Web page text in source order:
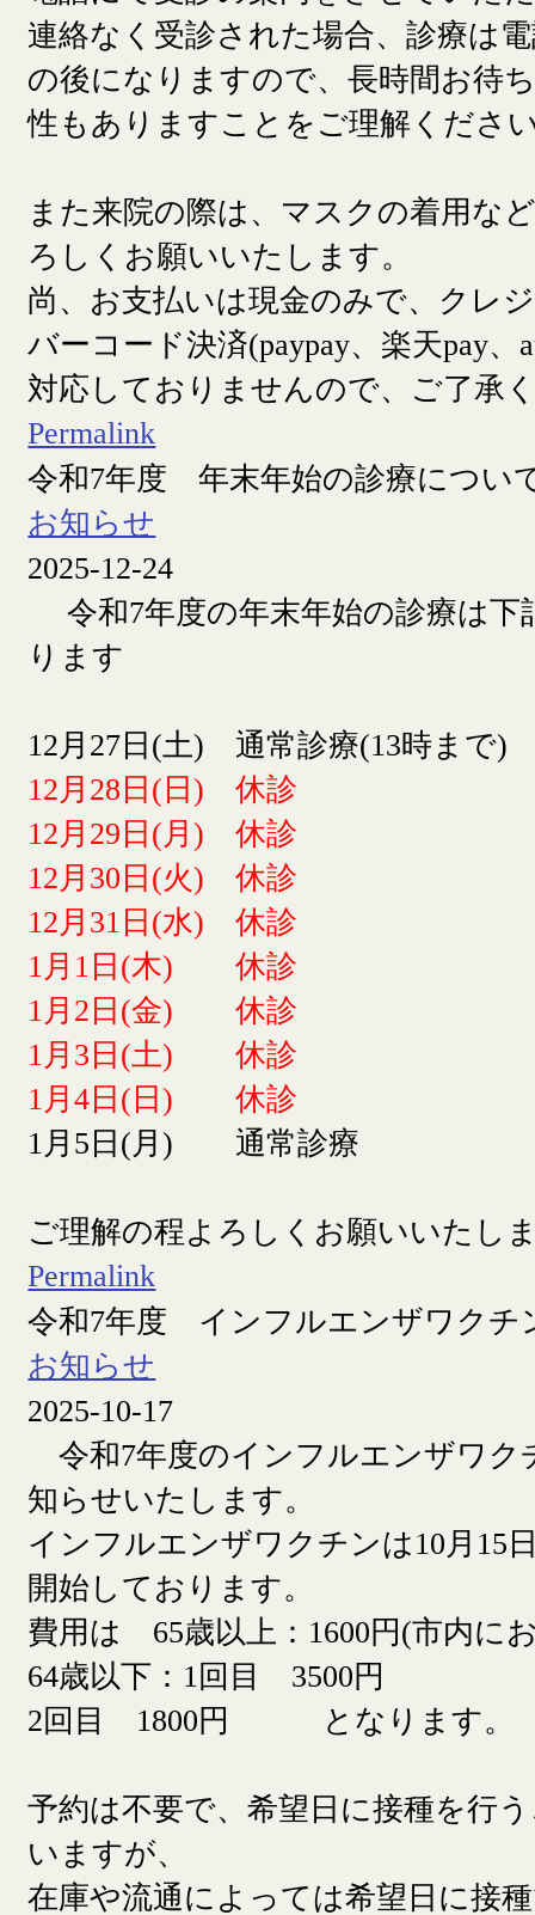
連絡なく受診された場合、診療は
の後になりますので、長時間お待
性もありますことをご理解くださ
また来院の際は、マスクの着用な
ろしくお願いいたします。
尚、お支払いは現金のみで、クレ
バーコード決済(paypay、楽天pay、
対応しておりませんので、ご了承
Permalink
令和7年度 年末年始の診療につい
お知らせ
2025-12-24
令和7年度の年末年始の診療は下
ります
12月27日(土) 通常診療(13時まで)
12月28日(日) 休診
12月29日(月) 休診
12月30日(火) 休診
12月31日(水) 休診
1月1日(木) 休診
1月2日(金) 休診
1月3日(土) 休診
1月4日(日) 休診
1月5日(月) 通常診療
ご理解の程よろしくお願いいたし
Permalink
令和7年度 インフルエンザワクチ
お知らせ
2025-10-17
令和7年度のインフルエンザワク
知らせいたします。
インフルエンザワクチンは10月15
開始しております。
費用は 65歳以上：1600円(市内に
64歳以下：1回目 3500円
2回目 1800円 となります。
予約は不要で、希望日に接種を行
いますが、
在庫や流通によっては希望日に接